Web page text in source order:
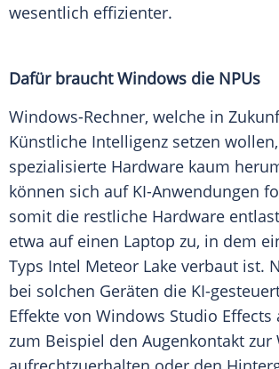
wesentlich effizienter.
Dafür brauchtWindows die NPUs
Windows-Rechner, welche in
Künstliche Intelligenz setzen
spezialisierte Hardware kaum
können sich auf KI-Anwendungen
somit die restliche Hardware
etwa auf einen Laptop zu, in dem
Typs Intel Meteor Lake verbaut ist.
bei solchen Geräten die KI-
Effekte von Windows Studio
zum Beispiel den Augenkontakt zur